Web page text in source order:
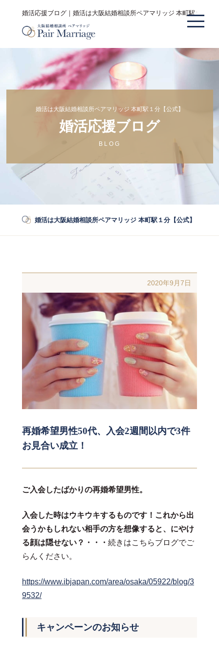
婚活応援ブログ｜婚活は大阪結婚相談所ペアマリッジ 本町駅１分【
婚活は大阪結婚相談所ペアマリッジ 本町駅１分【公式】
婚活応援ブログ
BLOG
婚活は大阪結婚相談所ペアマリッジ 本町駅１分【公式】
2020年9月7日
再婚希望男性50代、入会2週間以内で3件
お見合い成立！
ご入会したばかりの再婚希望男性。
入会した時はウキウキするものです！これから出
会うかもしれない相手の方を想像すると、にやけ
る顔は隠せない？・・・ 続きはこちらブログでご
らんください。
https://www.ibjapan.com/area/osaka/05922/blog/3
9532/
キャンペーンのお知らせ